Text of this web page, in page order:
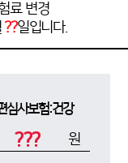
료 변경
??일입니다.
심사보험:건강
??? 원